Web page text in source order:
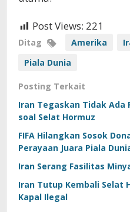
Post Views: 221
Ditag Amerika
Piala Dunia
Posting Terkait
Iran Tegaskan Tidak Ada
soal Selat Hormuz
FIFA Hilangkan Sosok
Perayaan Juara Piala
Iran Serang Fasilitas
Iran Tutup Kembali Selat
Kapal Ilegal